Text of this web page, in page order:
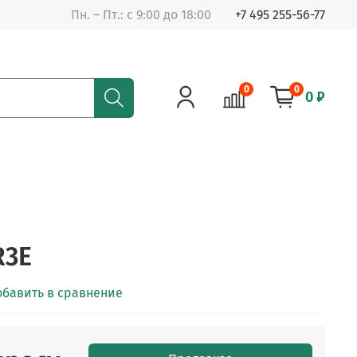
Пн. – Пт.: с 9:00 до 18:00 +7 495 255-56-77
0 0 0 ₽
в сравнение